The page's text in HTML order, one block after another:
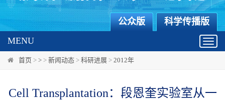
科学传播版
公众版
MENU
首页 > > > 新闻动态 > 科研进展 > 2012年
Cell Transplantation：段恩奎实验室从一